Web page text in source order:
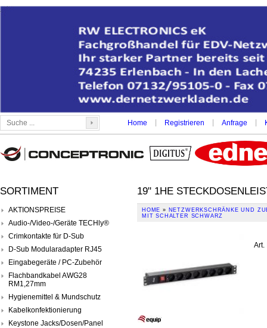
Home Registrieren Anfrage
SORTIMENT
AKTIONSPREISE
Audio-/Video-/Geräte TECHly®
Crimkontakte für D-Sub
D-Sub Modularadapter RJ45
Eingabegeräte / PC-Zubehör
Flachbandkabel AWG28
RM1,27mm
Hygienemittel & Mundschutz
Kabelkonfektionierung
Keystone Jacks/Dosen/Panel
19" 1HE
HOME » NETZWERKSCHRÄNKE UND
MIT SCHALTER SCHWARZ
Art.